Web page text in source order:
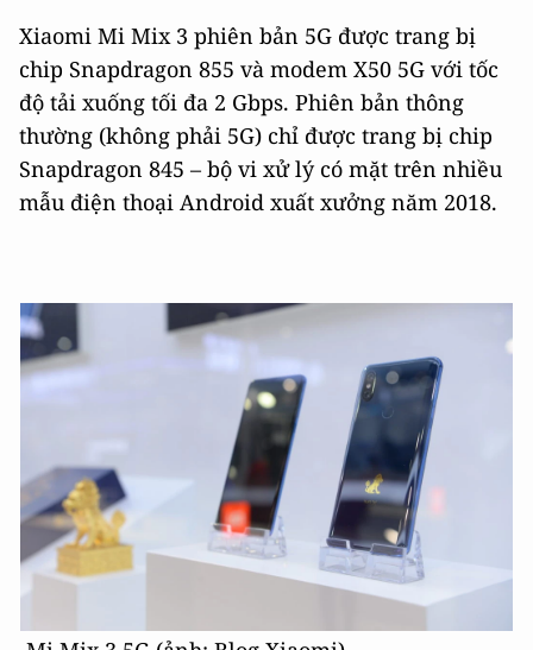
Xiaomi Mi Mix 3 phiên bản 5G được trang bị
chip Snapdragon 855 và modem X50 5G với tốc
độ tải xuống tối đa 2 Gbps. Phiên bản thông
thường (không phải 5G) chỉ được trang bị chip
Snapdragon 845 – bộ vi xử lý có mặt trên nhiều
mẫu điện thoại Android xuất xưởng năm 2018.